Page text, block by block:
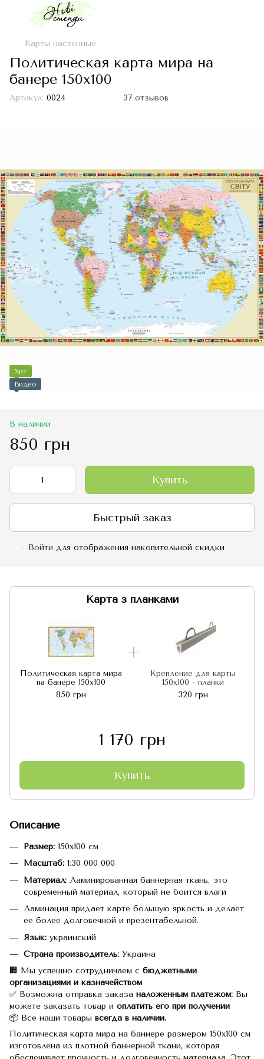
Карты настенные
Политическая карта мира на
банере 150х100
Артикул: 0024 37 отзывов
Хит
Видео
В наличии
850 грн
Купить
Быстрый заказ
Войти для отображения накопительной скидки
Карта з планками
Политическая карта мира
на банере 150х100
850 грн
Крепление для карты
150х100 - планки
320 грн
1 170 грн
Купить
Описание
Размер: 150х100 см
Масштаб: 1:30 000 000
Материал: Ламинированная баннерная ткань, это
современный материал, который не боится влаги
Ламинация придает карте большую яркость и делает
ее более долговечной и презентабельной.
Язык: украинский
Страна производитель: Украина
🏢 Мы успешно сотрудничаем с бюджетными
организациями и казначейством
✅ Возможна отправка заказа наложенным платежом: Вы
можете заказать товар и оплатить его при получении
📦 Все наши товары всегда в наличии.
Политическая карта мира на баннере размером 150х100 см
изготовлена из плотной баннерной ткани, которая